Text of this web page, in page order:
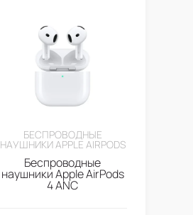
БЕСПРОВОДНЫЕ
НАУШНИКИ APPLE AIRPODS
Беспроводные
наушники Apple AirPods
4 ANC